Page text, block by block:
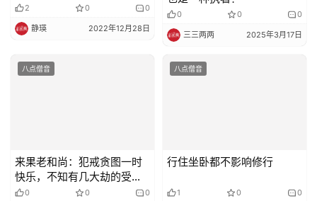
静瑛 2022年12月28日
2025年3月17日
八点僧音
来果老和尚：犯戒贪图一时
快乐，不知有几大劫的受
苦！
八点僧音
行住坐卧都不影响修行